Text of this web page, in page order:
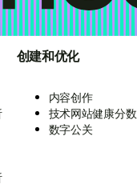
创建和优化
内容创作
技术网站健康分数
数字公关